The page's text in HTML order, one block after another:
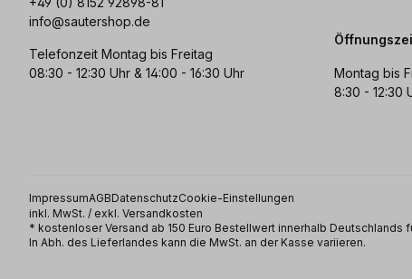
info@sautershop.de
Telefonzeit Montag bis Freitag
08:30 - 12:30 Uhr & 14:00 - 16:30 Uhr
Montag bis
8:30 - 12:30
ImpressumAGBDatenschutzCookie-Einstellungen
inkl. MwSt. / exkl. Versandkosten
* kostenloser Versand ab 150 Euro Bestellwert innerhalb
In Abh. des Lieferlandes kann die MwSt. an der Kasse variieren.